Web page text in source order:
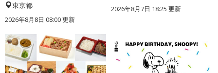
東京都
2026年8月8日 08:00更新
2026年8月7日 18:25 更新